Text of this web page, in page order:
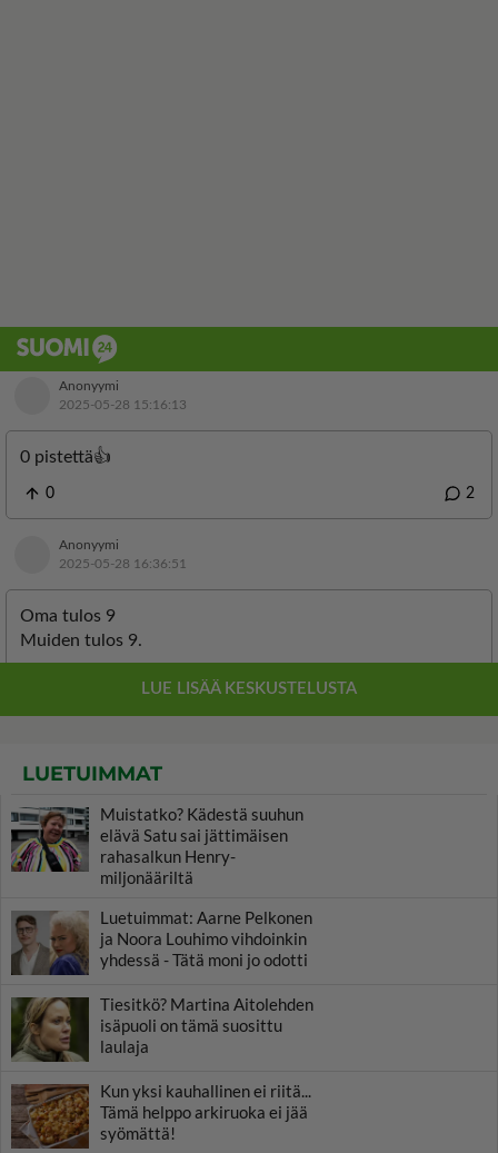
LUETUIMMAT
Muistatko? Kädestä suuhun
elävä Satu sai jättimäisen
rahasalkun Henry-
miljonääriltä
Luetuimmat: Aarne Pelkonen
ja Noora Louhimo vihdoinkin
yhdessä - Tätä moni jo odotti
Tiesitkö? Martina Aitolehden
isäpuoli on tämä suosittu
laulaja
Kun yksi kauhallinen ei riitä...
Tämä helppo arkiruoka ei jää
syömättä!